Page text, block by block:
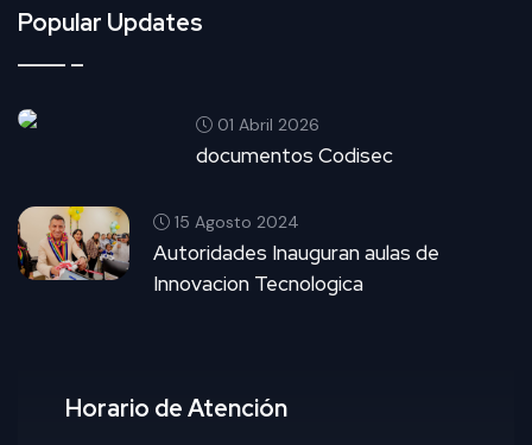
Horario de Atención
Popular Updates
01 Abril 2026
documentos Codisec
15 Agosto 2024
Autoridades Inauguran aulas de
Innovacion Tecnologica